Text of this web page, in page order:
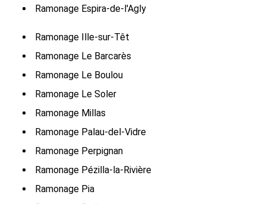
Ramonage Espira-de-l'Agly
Ramonage Ille-sur-Têt
Ramonage Le Barcarès
Ramonage Le Boulou
Ramonage Le Soler
Ramonage Millas
Ramonage Palau-del-Vidre
Ramonage Perpignan
Ramonage Pézilla-la-Rivière
Ramonage Pia